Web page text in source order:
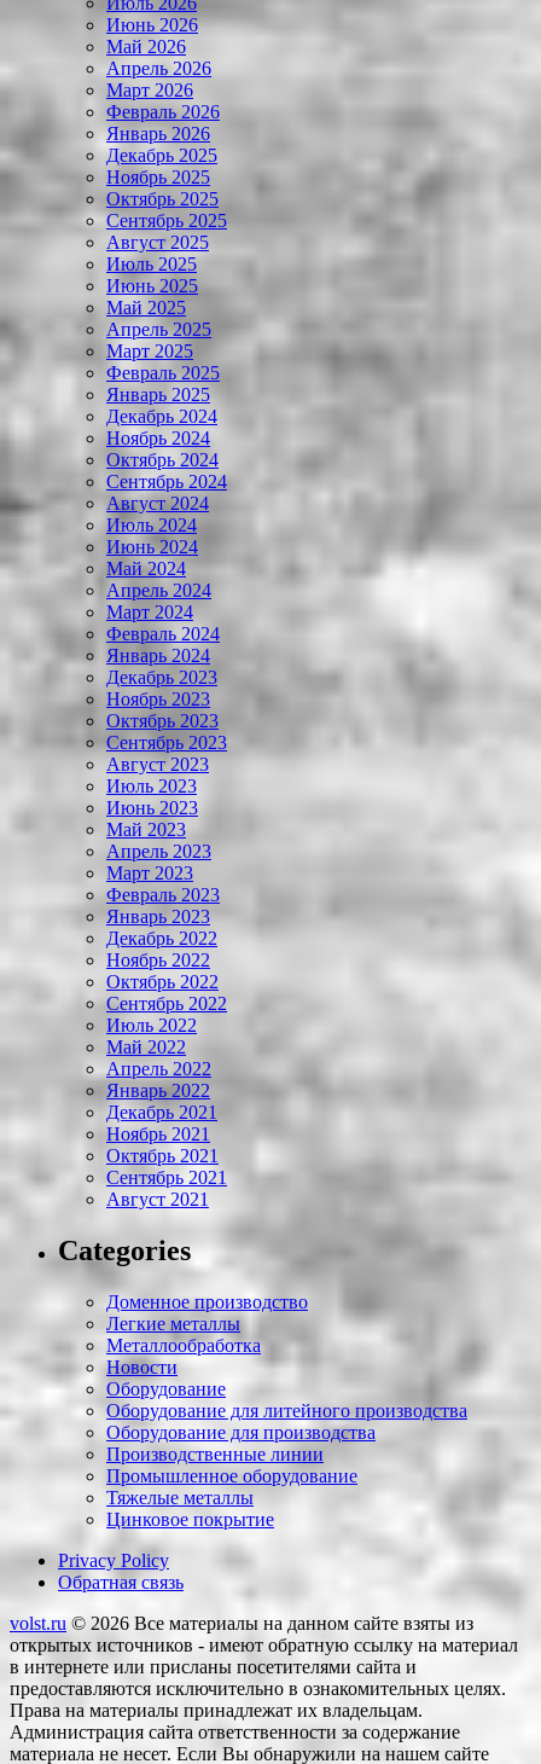
Июнь 2026
Май 2026
Апрель 2026
Март 2026
Февраль 2026
Январь 2026
Декабрь 2025
Ноябрь 2025
Октябрь 2025
Сентябрь 2025
Август 2025
Июль 2025
Июнь 2025
Май 2025
Апрель 2025
Март 2025
Февраль 2025
Январь 2025
Декабрь 2024
Ноябрь 2024
Октябрь 2024
Сентябрь 2024
Август 2024
Июль 2024
Июнь 2024
Май 2024
Апрель 2024
Март 2024
Февраль 2024
Январь 2024
Декабрь 2023
Ноябрь 2023
Октябрь 2023
Сентябрь 2023
Август 2023
Июль 2023
Июнь 2023
Май 2023
Апрель 2023
Март 2023
Февраль 2023
Январь 2023
Декабрь 2022
Ноябрь 2022
Октябрь 2022
Сентябрь 2022
Июль 2022
Май 2022
Апрель 2022
Январь 2022
Декабрь 2021
Ноябрь 2021
Октябрь 2021
Сентябрь 2021
Август 2021
Categories
Доменное производство
Легкие металлы
Металлообработка
Новости
Оборудование
Оборудование для литейного производства
Оборудование для производства
Производственные линии
Промышленное оборудование
Тяжелые металлы
Цинковое покрытие
Privacy Policy
Обратная связь
volst.ru © 2026 Все материалы на данном сайте взяты из
открытых источников - имеют обратную ссылку на материал
в интернете или присланы посетителями сайта и
предоставляются исключительно в ознакомительных целях.
Права на материалы принадлежат их владельцам.
Администрация сайта ответственности за содержание
материала не несет. Если Вы обнаружили на нашем сайте